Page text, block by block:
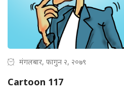
मंगलबार, फागुन २, २०७९
Cartoon 117